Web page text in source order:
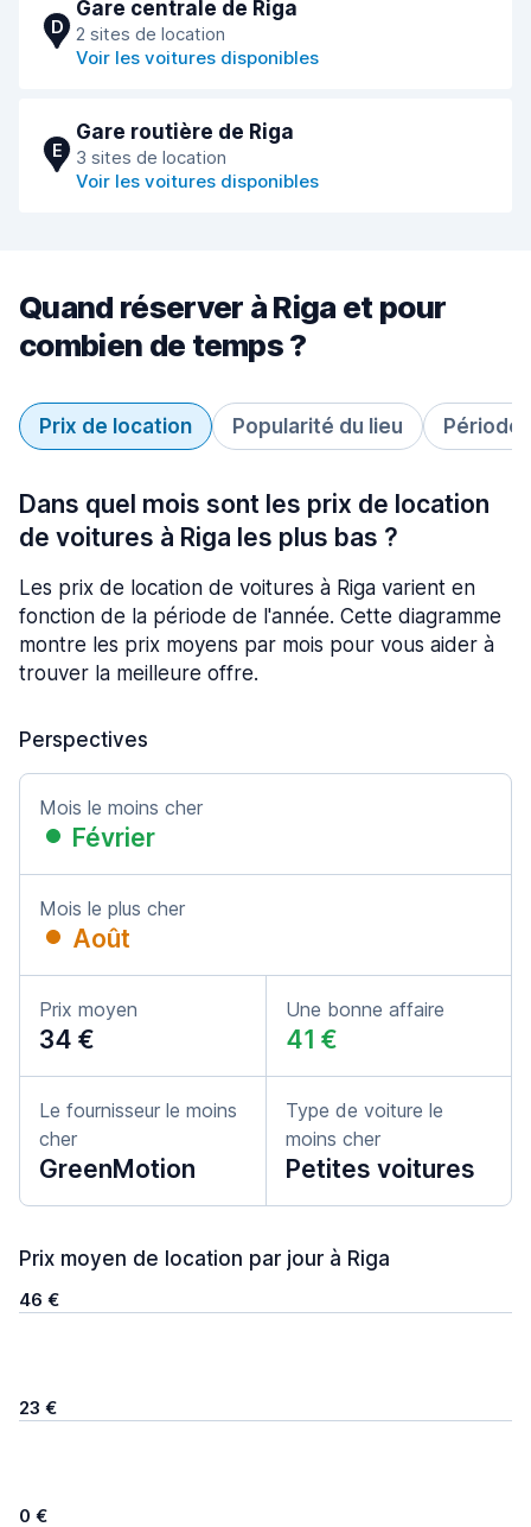
D
Gare centrale de Riga
2 sites de location
Voir les voitures disponibles
E
Gare routière de Riga
3 sites de location
Voir les voitures disponibles
Quand réserver à Riga et pour
combien de temps ?
Prix de location Popularité du lieu Période
Dans quel mois sont les prix de location
de voitures à Riga les plus bas ?
Les prix de location de voitures à Riga varient en
fonction de la période de l'année. Cette diagramme
montre les prix moyens par mois pour vous aider à
trouver la meilleure offre.
Perspectives
Mois le moins cher
Février
Mois le plus cher
Août
Prix moyen
34 €
Une bonne affaire
41 €
Le fournisseur le moins
cher
GreenMotion
Type de voiture le
moins cher
Petites voitures
Prix moyen de location par jour à Riga
46 €
23 €
0 €